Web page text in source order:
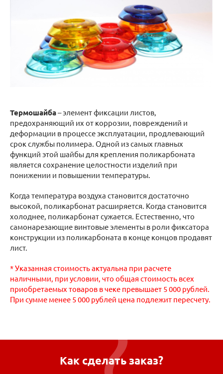
Термошайба– элемент фиксации листов,
предохраняющий их от коррозии, повреждений и
деформации в процессе эксплуатации, продлевающий
срок службы полимера. Одной из самых главных
функций этой шайбы для крепления поликарбоната
является сохранение целостности изделий при
понижении и повышении температуры.
Когда температура воздуха становится достаточно
высокой, поликарбонат расширяется. Когда становится
холоднее, поликарбонат сужается. Естественно, что
самонарезающие винтовые элементы в роли фиксатора
конструкции из поликарбоната в конце концов продавят
лист.
* Указанная стоимость актуальна при расчете
наличными, при условии, что общая стоимость всех
приобретаемых товаров в чеке превышает 5 000 рублей.
При сумме менее 5 000 рублей цена подлежит пересчету.
Как сделать заказ?